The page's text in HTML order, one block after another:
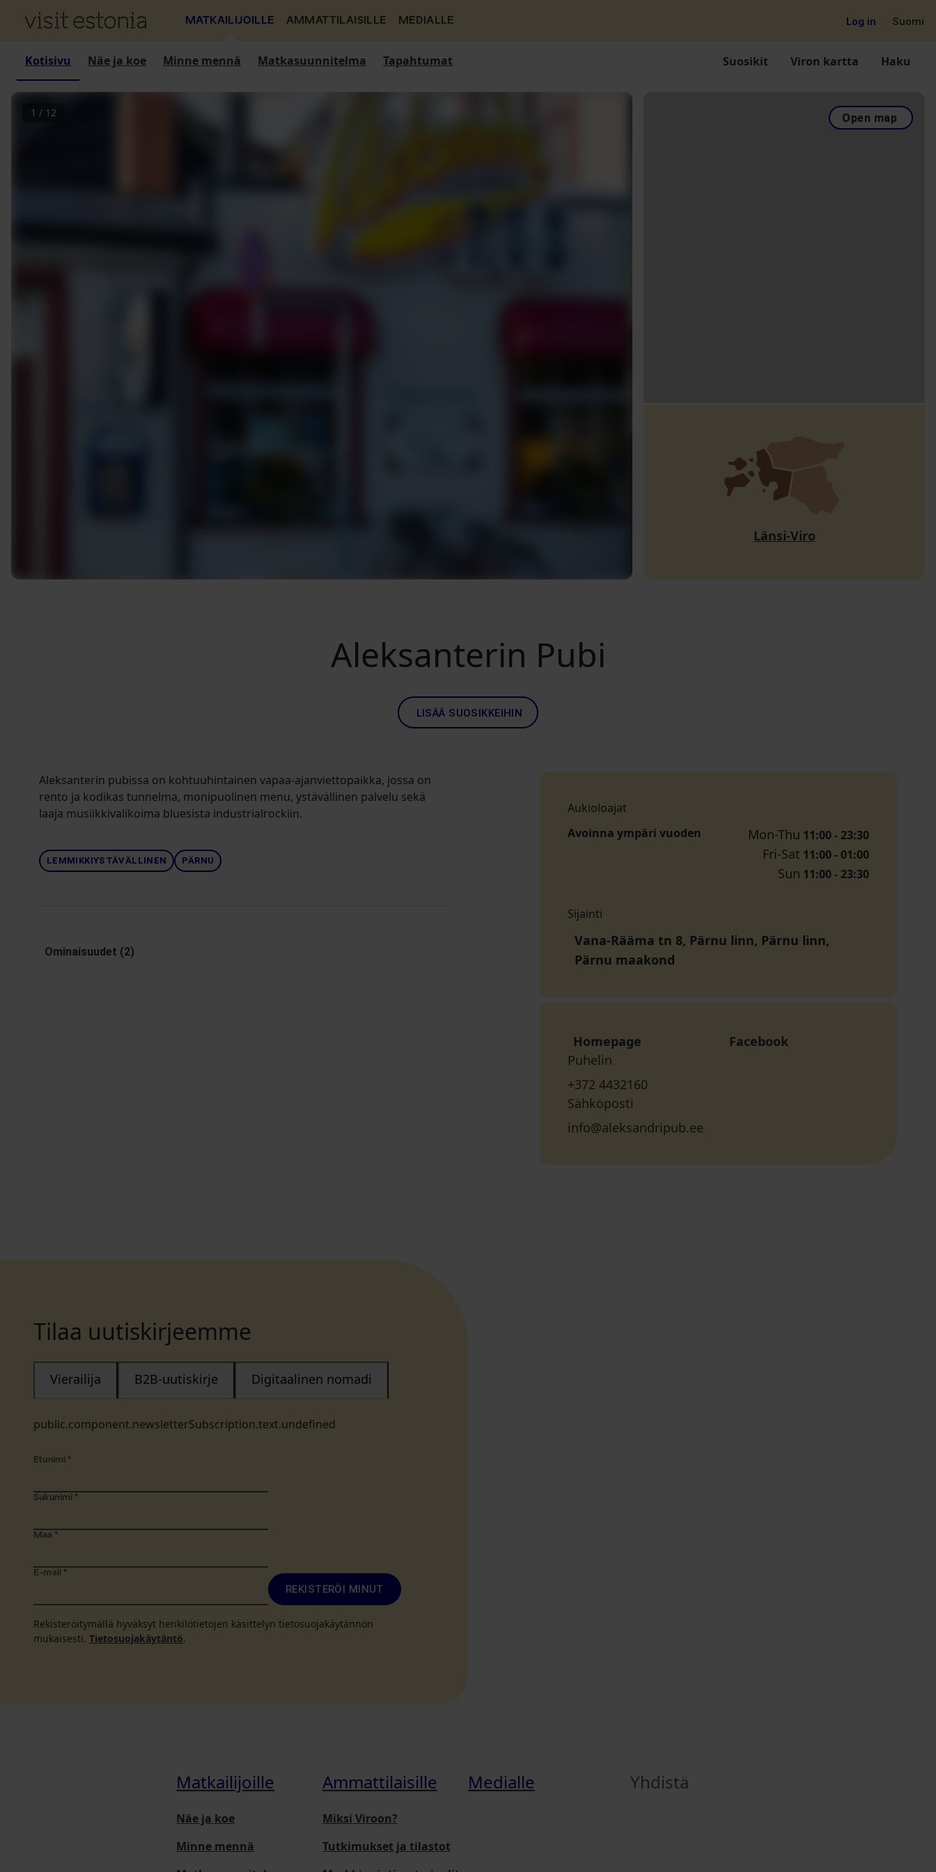
MATKAILIJOILLE AMMATTILAISILLE MEDIALLE Log in Suomi
Kotisivu Näe ja koe Minne mennä Matkasuunnitelma Tapahtumat Suosikit Viron kartta Haku
1 / 12 Open map
Länsi-Viro
Aleksanterin Pubi
LISÄÄ SUOSIKKEIHIN
Aleksanterin pubissa on kohtuuhintainen vapaa-ajanviettopaikka, jossa on
rento ja kodikas tunnelma, monipuolinen menu, ystävällinen palvelu sekä
laaja musiikkivalikoima bluesista industrialrockiin.
LEMMIKKIYSTÄVÄLLINEN PÄRNU
Ominaisuudet (2)
Aukioloajat
Avoinna ympäri vuoden
Mon-Thu 11:00 - 23:30
Fri-Sat 11:00 - 01:00
Sun 11:00 - 23:30
Sijainti
Vana-Rääma tn 8, Pärnu linn, Pärnu linn,
Pärnu maakond
Homepage
Facebook
Puhelin
+372 4432160
Sähköposti
info@aleksandripub.ee
Tilaa uutiskirjeemme
public.component.newsletterSubscription.text.undefined
Vierailija B2B-uutiskirje Digitaalinen nomadi
Etunimi *
Sukunimi *
Maa *
E-mail *
REKISTERÖI MINUT
Rekisteröitymällä hyväksyt henkilötietojen käsittelyn tietosuojakäytännön
mukaisesti. Tietosuojakäytäntö.
Matkailijoille
Näe ja koe
Minne mennä
Ammattilaisille
Miksi Viroon?
Tutkimukset ja tilastot
Medialle Yhdistä